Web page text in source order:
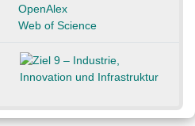
OpenAlex
Web of Science